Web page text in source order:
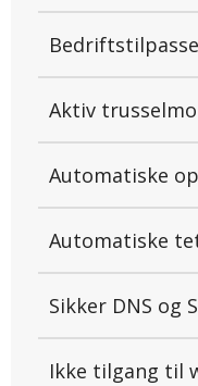
Aktiv
Automatiske
Automatiske
Sikker DNS og
Ikke tilgang til